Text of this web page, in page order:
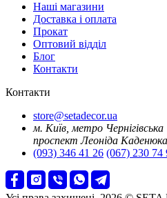
Наші магазини
Доставка і оплата
Прокат
Оптовий відділ
Блог
Контакти
Контакти
store@setadecor.ua
м. Київ, метро Чернігівська
проспект Леоніда
(093) 346 41 26 (067) 230 74